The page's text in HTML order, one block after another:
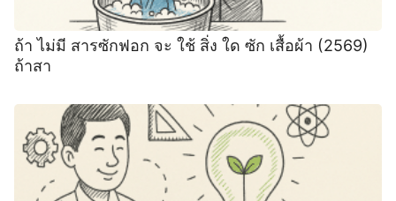
ถ้า ไม่มี สารซักฟอก จะ ใช้ สิ่ง ใด ซัก เสื้อผ้า (2569)
ถ้าสา